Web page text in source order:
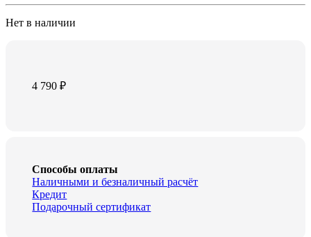
Нет в наличии
4 790₽
Способы оплаты
Наличными и безналичный расчёт
Кредит
Подарочный сертификат